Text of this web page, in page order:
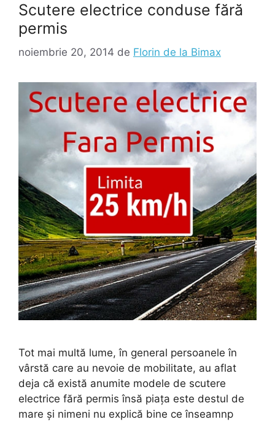
Scutere electrice conduse fără
permis
noiembrie 20, 2014 de Florin de la Bimax
Tot mai multă lume, în general persoanele în
vârstă care au nevoie de mobilitate, au aflat
deja că există anumite modele de scutere
electrice fără permis însă piața este destul de
mare și nimeni nu explică bine ce înseamnp